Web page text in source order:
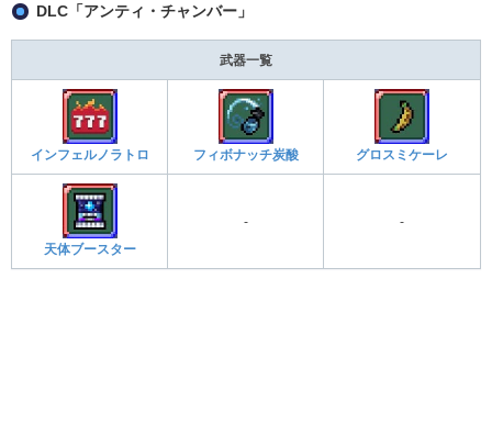
DLC「アンティ・チャンバー」
武器一覧
インフェルノラトロ フィボナッチ炭酸 グロスミケーレ
天体ブースター
- -